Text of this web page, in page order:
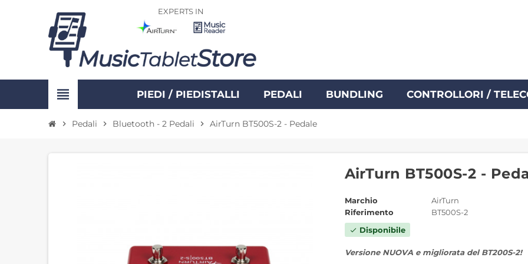
EXPERTS IN
view_headline PIEDI / PIEDISTALLI PEDALI BUNDLING CONTROLLORI /
chevron_right Pedali chevron_right Bluetooth - 2 Pedali chevron_right AirTurn BT500S-2 - Pedale
AirTurn BT500S-2 -
Marchio
AirTurn
Riferimento
BT500S-2
check Disponibile
Versione NUOVA e migliorata del BT200S-2!